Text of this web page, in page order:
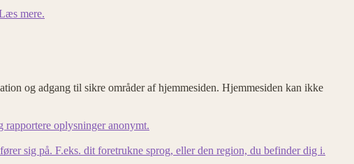
mere.
og adgang til sikre områder af hjemmesiden. Hjemmesiden kan ikke
rapportere oplysninger anonymt.
sig på. F.eks. dit foretrukne sprog, eller den region, du befinder dig i.